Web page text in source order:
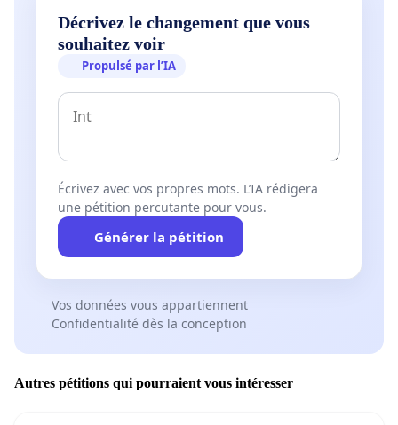
Décrivez le changement que vous
souhaitez voir
Propulsé par l’IA
Écrivez avec vos propres mots. L’IA rédigera
une pétition percutante pour vous.
Générer la pétition
Vos données vous appartiennent
Confidentialité dès la conception
Autres pétitions qui pourraient vous intéresser